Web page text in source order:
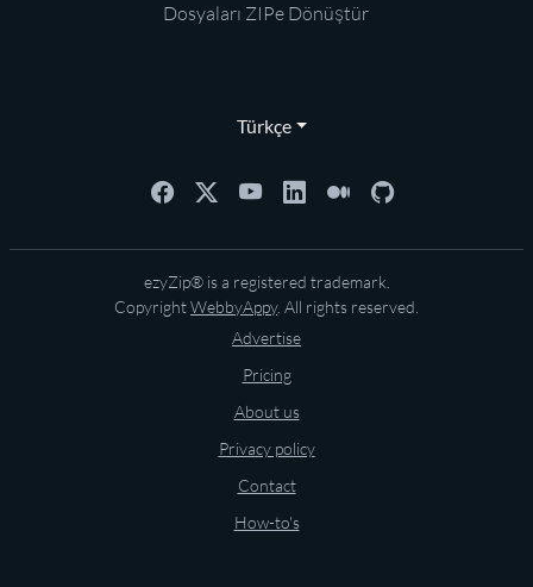
Dosyaları ZIPe Dönüştür
Türkçe
ezyZip® is a registered trademark.
CopyrightWebbyAppy. All rights reserved.
Advertise
Pricing
About us
Privacy policy
Contact
How-to's